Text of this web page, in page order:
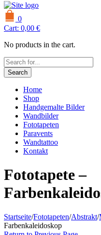
0
Cart: 0,00 €
No products in the cart.
Search
Home
Shop
Handgemalte Bilder
Wandbilder
Fototapeten
Paravents
Wandtattoo
Kontakt
Fototapete –
Startseite/Fototapeten/Abstrakt/
Farbenkaleidoskop